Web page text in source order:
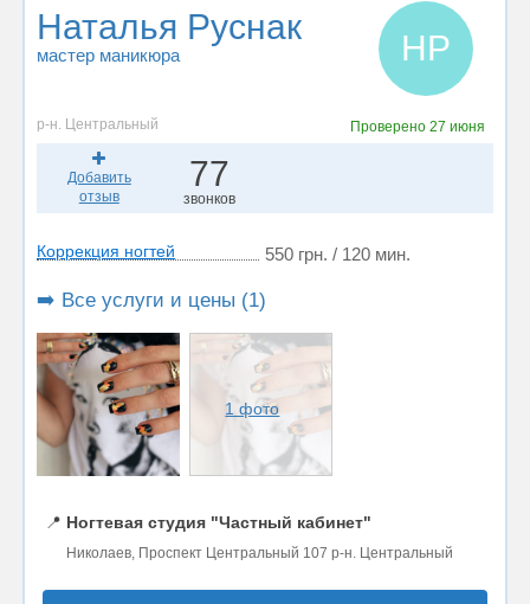
Наталья Руснак
мастер маникюра НР
р-н. Центральный Проверено 27 июня
Добавить
отзыв
77
звонков
Коррекция ногтей 550 грн. / 120 мин.
➡️ Все услуги и цены (1)
1 фото
📍 Ногтевая студия "Частный кабинет"
Николаев, Проспект Центральный 107 р-н. Центральный